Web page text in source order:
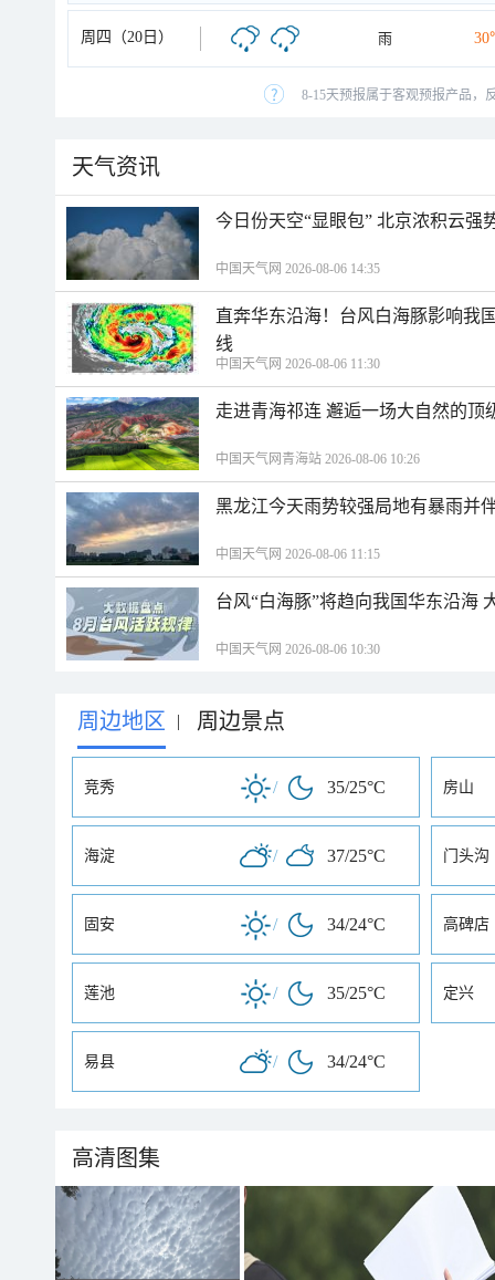
周四（20日） 雨
8-15天预报属于客观预报产品，
天气资讯
今日份天空“显眼包” 北京浓积云强
中国天气网 2026-08-06 14:35
直奔华东沿海！台风白海豚影响我
线
中国天气网 2026-08-06 11:30
走进青海祁连 邂逅一场大自然的顶
中国天气网青海站 2026-08-06 10:26
黑龙江今天雨势较强局地有暴雨并
中国天气网 2026-08-06 11:15
台风“白海豚”将趋向我国华东沿海
中国天气网 2026-08-06 10:30
周边地区 | 周边景点
竞秀 / 35/25°C 房山
海淀 / 37/25°C 门头沟
固安 / 34/24°C 高碑店
莲池 / 35/25°C 定兴
易县 / 34/24°C
高清图集